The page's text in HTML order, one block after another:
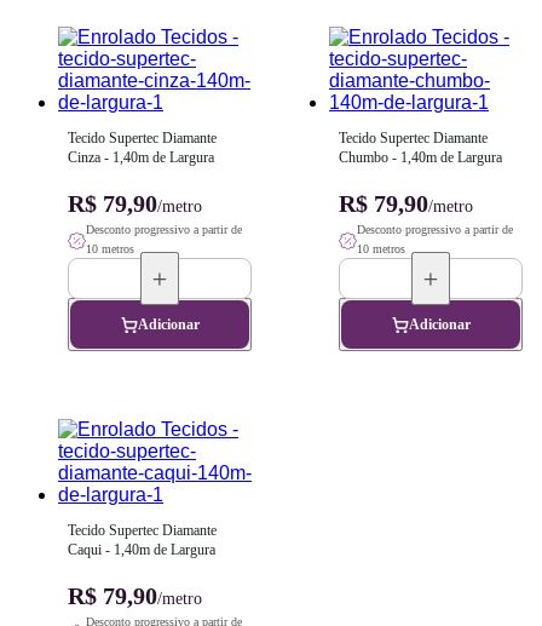
Tecido Supertec Diamante
Cinza - 1,40m de Largura
R$ 79,90/metro
Desconto progressivo a partir de
10 metros
Adicionar
Tecido Supertec Diamante
Chumbo - 1,40m de Largura
R$ 79,90/metro
Desconto progressivo a partir de
10 metros
Adicionar
Tecido Supertec Diamante
Caqui - 1,40m de Largura
R$ 79,90/metro
Desconto progressivo a partir de